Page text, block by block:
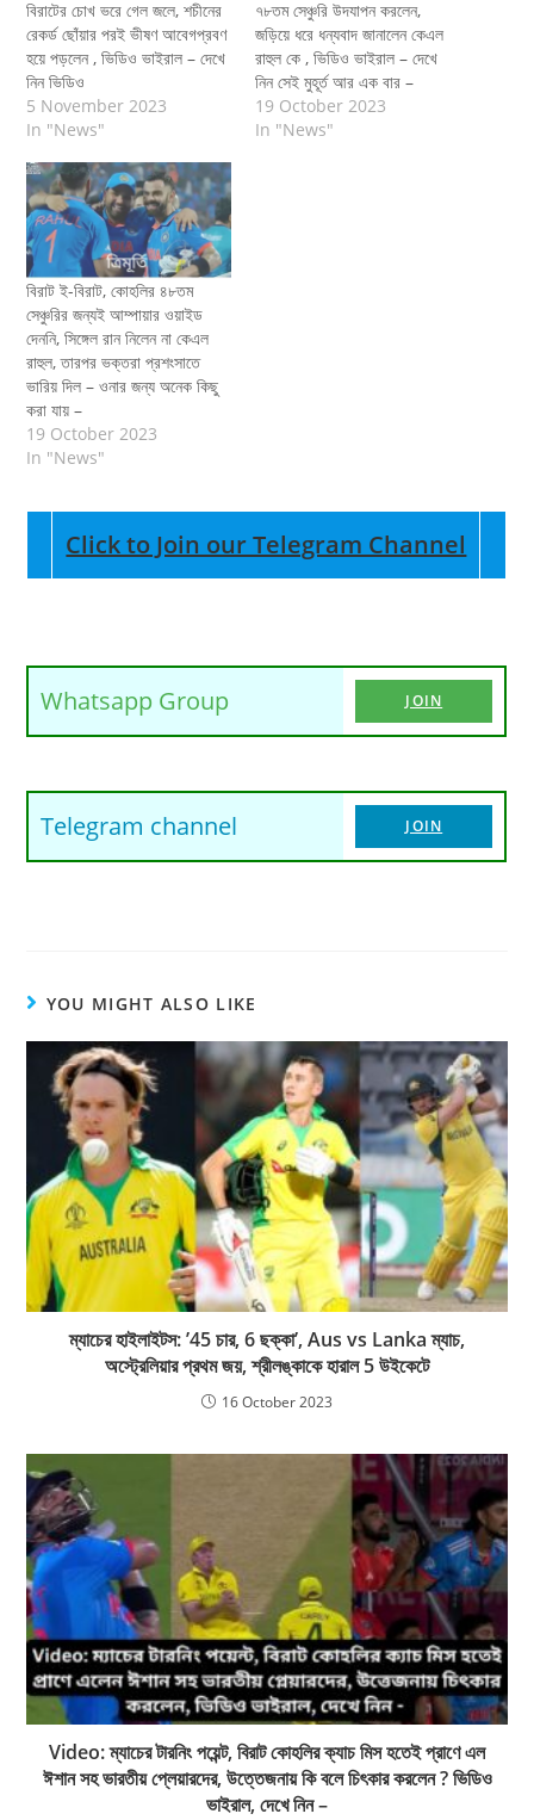
বিরাটের চোখ ভরে গেল জলে, শচীনের
রেকর্ড ছোঁয়ার পরই ভীষণ আবেগপ্রবণ
হয়ে পড়লেন , ভিডিও ভাইরাল – দেখে
নিন ভিডিও
5 November 2023
In "News"
৭৮তম সেঞ্চুরি উদযাপন করলেন,
জড়িয়ে ধরে ধন্যবাদ জানালেন কেএল
রাহুল কে , ভিডিও ভাইরাল – দেখে
নিন সেই মুহূর্ত আর এক বার –
19 October 2023
In "News"
বিরাট ই-বিরাট, কোহলির ৪৮তম
সেঞ্চুরির জন্যই আম্পায়ার ওয়াইড
দেননি, সিঙ্গেল রান নিলেন না কেএল
রাহুল, তারপর ভক্তরা প্রশংসাতে
ভারিয় দিল – ওনার জন্য অনেক কিছু
করা যায় –
19 October 2023
In "News"
Click to Join our Telegram Channel
Whatsapp Group JOIN
Telegram channel JOIN
YOU MIGHT ALSO LIKE
ম্যাচের হাইলাইটস: ’45 চার, 6 ছক্কা’, Aus vs Lanka ম্যাচ,
অস্ট্রেলিয়ার প্রথম জয়, শ্রীলঙ্কাকে হারাল 5 উইকেটে
16 October 2023
Video: ম্যাচের টারনিং পয়েন্ট, বিরাট কোহলির ক্যাচ মিস হতেই প্রাণে এল
ঈশান সহ ভারতীয় প্লেয়ারদের, উত্তেজনায় কি বলে চিৎকার করলেন ? ভিডিও
ভাইরাল, দেখে নিন –